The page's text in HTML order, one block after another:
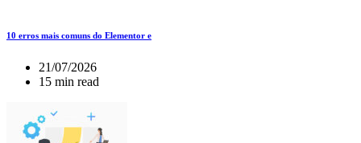
10 erros mais comuns do Elementor e
21/07/2026
15 min read